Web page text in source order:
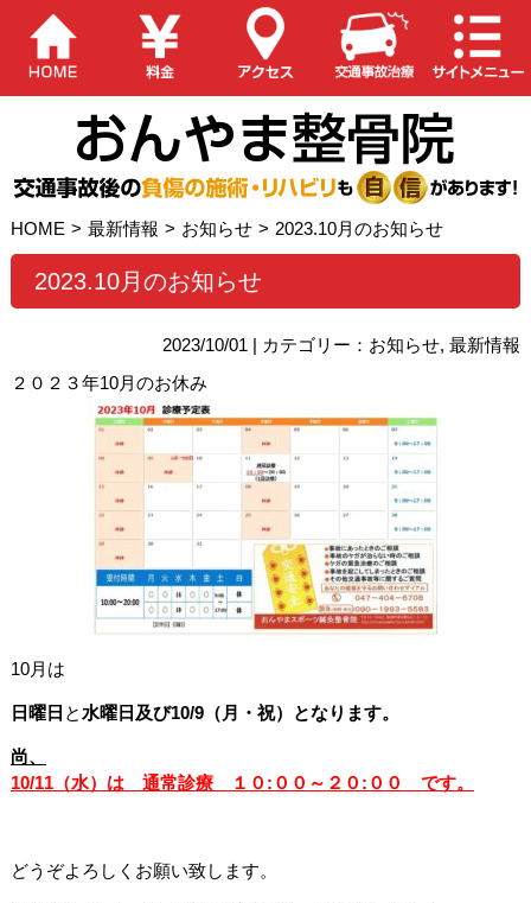
HOME > 最新情報 > お知らせ > 2023.10月のお知らせ
2023.10月のお知らせ
2023/10/01 | カテゴリー： お知らせ,最新情報
２０２３年10月のお休み
10月は
日曜日 と水曜日及び10/9（月・祝）となります。
尚、
10/11（水）は 通常診療 １０:００～２０:００ です。
どうぞよろしくお願い致します。